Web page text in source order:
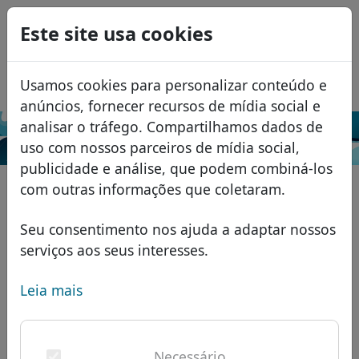
Este site usa cookies
Usamos cookies para personalizar conteúdo e
anúncios, fornecer recursos de mídia social e
analisar o tráfego. Compartilhamos dados de
uso com nossos parceiros de mídia social,
publicidade e análise, que podem combiná-los
com outras informações que coletaram.
Seu consentimento nos ajuda a adaptar nossos
serviços aos seus interesses.
Leia mais
Domínios
Banco de dados de domínios
domínios africanos
domínios asiáticos
domínios europeus
Lista de preços
Descontos
Transferir
Pesquisar
Serviços
FAQ
USD
EUR
GBP
Español
Français
Italiano
Română
Eesti
Pesquisar